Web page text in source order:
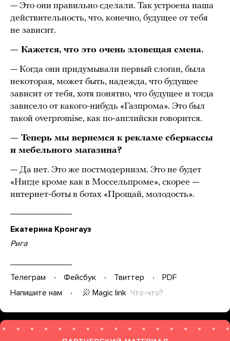
— Это они правильно сделали. Так устроена наша
действительность, что, конечно, будущее от тебя
не зависит.
— Кажется, что это очень зловещая смена.
— Когда они придумывали первый слоган, была
некоторая, может быть, надежда, что будущее
зависит от тебя, хотя понятно, что будущее и тогда
зависело от какого-нибудь «Газпрома». Это был
такой overpromise, как по-английски говорится.
— Теперь мы вернемся к рекламе сберкассы
и мебельного магазина?
— Да нет. Это же постмодернизм. Это не будет
«Нигде кроме как в Моссельпроме», скорее —
интернет-боты в ботах «Прощай, молодость».
Екатерина Кронгауз
Рига
Телеграм Фейсбук Твиттер
PDF
Напишите нам
Magic link Что-что?